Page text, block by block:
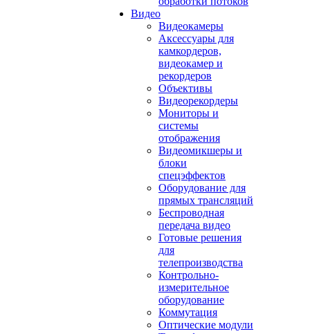
Видео
Видеокамеры
Аксессуары для
камкордеров,
видеокамер и
рекордеров
Объективы
Видеорекордеры
Мониторы и
системы
отображения
Видеомикшеры и
блоки
спецэффектов
Оборудование для
прямых трансляций
Беспроводная
передача видео
Готовые решения
для
телепроизводства
Контрольно-
измерительное
оборудование
Коммутация
Оптические модули